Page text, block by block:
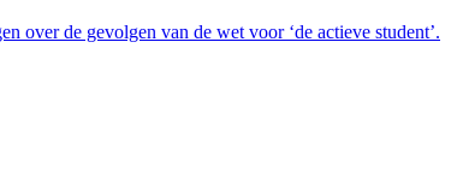
over de gevolgen van de wet voor ‘de actieve student’.